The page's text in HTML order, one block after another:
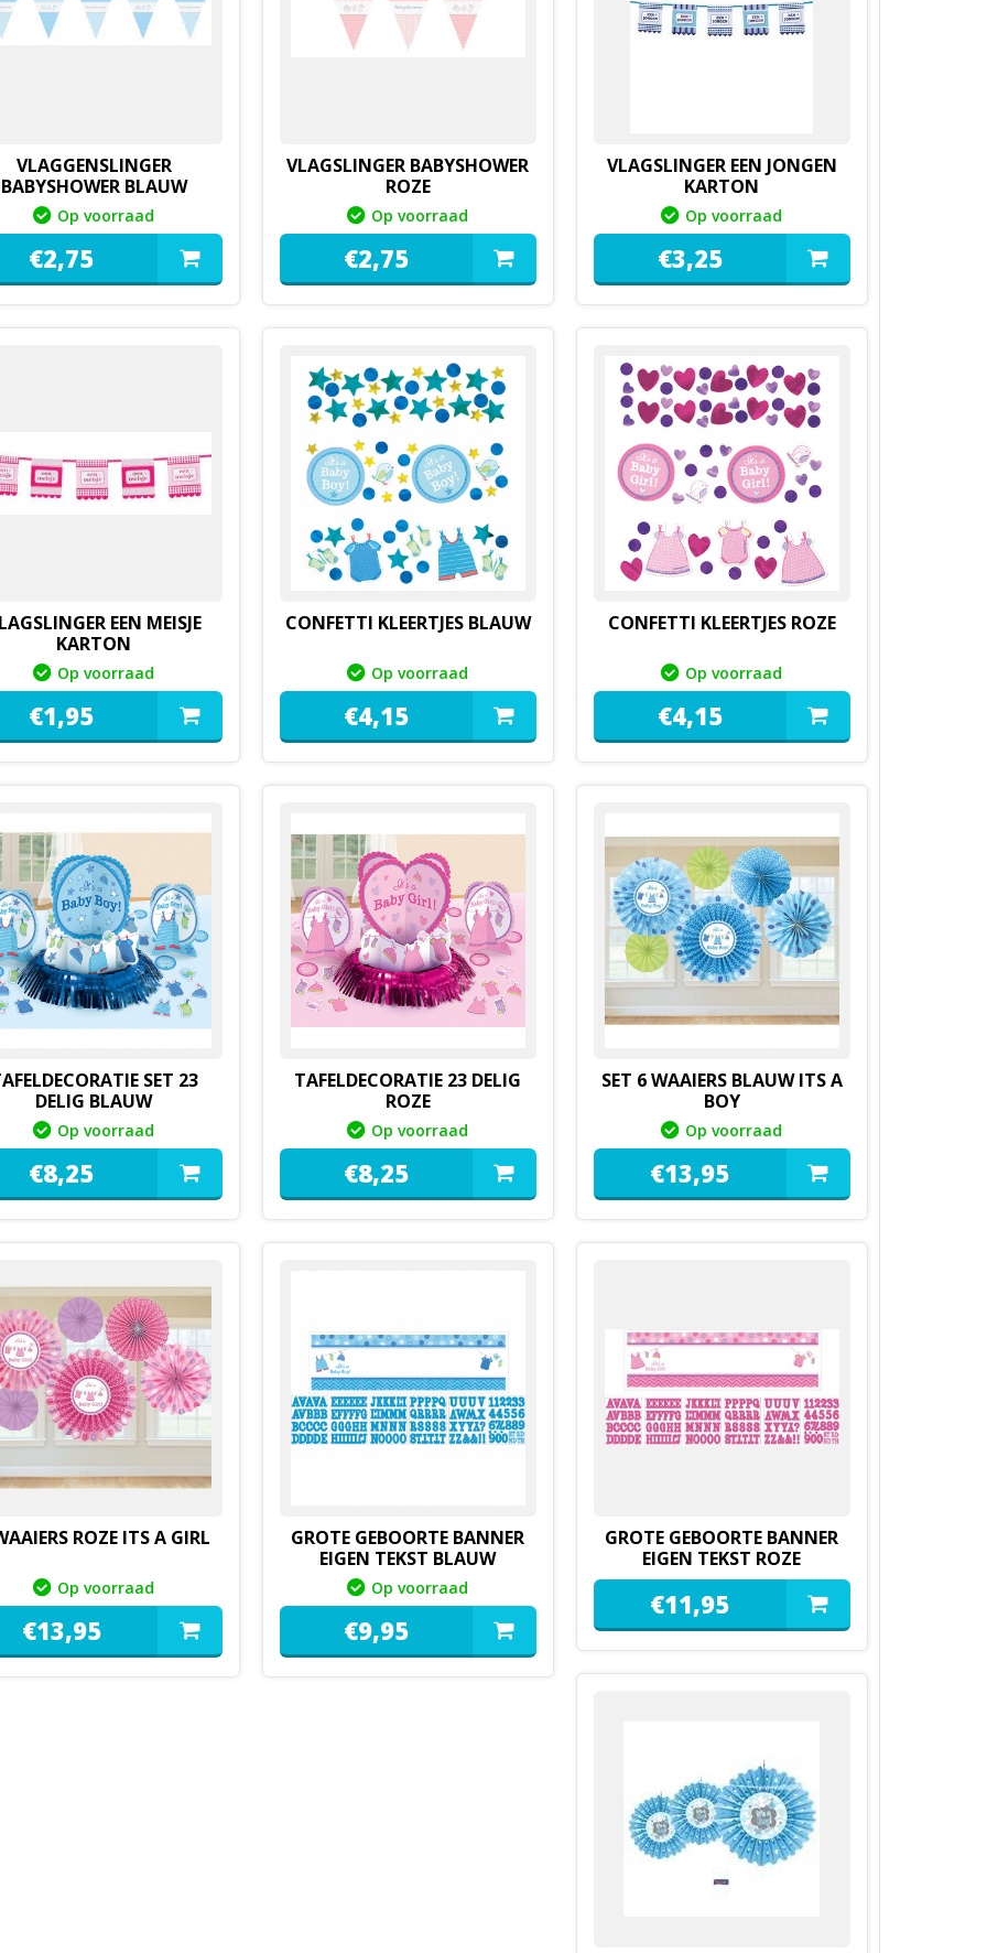
VLAGGENSLINGER
BABYSHOWER BLAUW
Op voorraad
€2,75
VLAGSLINGER BABYSHOWER
ROZE
Op voorraad
€2,75
VLAGSLINGER EEN JONGEN
KARTON
Op voorraad
€3,25
EEN MEISJE
KARTON
Op voorraad
€1,95
CONFETTI KLEERTJES BLAUW
Op voorraad
€4,15
CONFETTI KLEERTJES ROZE
Op voorraad
€4,15
SET 23
DELIG BLAUW
Op voorraad
€8,25
TAFELDECORATIE 23 DELIG
ROZE
Op voorraad
€8,25
SET 6 WAAIERS BLAUW ITS A
BOY
Op voorraad
€13,95
ROZE ITS A GIRL
Op voorraad
€13,95
GROTE GEBOORTE BANNER
EIGEN TEKST BLAUW
Op voorraad
€9,95
GROTE GEBOORTE BANNER
EIGEN TEKST ROZE
€11,95